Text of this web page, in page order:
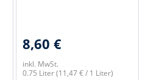
8,60 €
inkl. MwSt.
0.75 Liter(11,47 € / 1 Liter)